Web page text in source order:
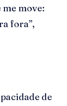
me move:
fora”,
de